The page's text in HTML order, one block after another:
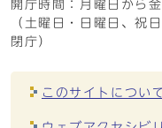
開庁時間：月曜日から
（土曜日・日曜日、祝
閉庁）
このサイトについ